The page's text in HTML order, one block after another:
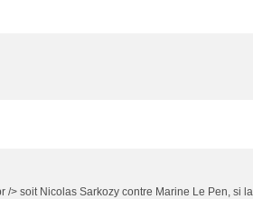
/> soit Nicolas Sarkozy contre Marine Le Pen, si la